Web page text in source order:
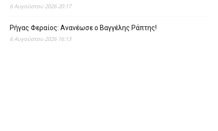
6 Αυγούστου 2026 20:17
Ρήγας Φεραίος: Ανανέωσε ο Βαγγέλης Ράπτης!
6 Αυγούστου 2026 16:13